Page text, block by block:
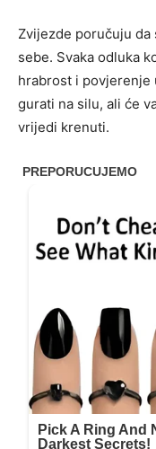
Zvijezde poručuju da
sebe. Svaka odluka
hrabrost i povjerenje
gurati na silu, ali će
vrijedi krenuti.